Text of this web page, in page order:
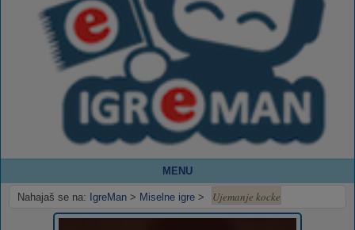
MENU
Nahajaš se na: IgreMan > Miselne igre > Ujemanje kocke